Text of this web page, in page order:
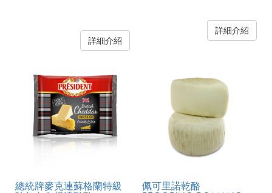
如須購買，請與聯馥客服同仁聯
詳細介紹
一，產自法國東部近瑞士的
France-Comte省份侏羅山脈
地呈象牙白色，帶有堅果與焦糖
的複雜香氣，口感適中不會太過
詳細介紹
總統牌麥克連蘇格蘭特級
佩可里諾乾酪